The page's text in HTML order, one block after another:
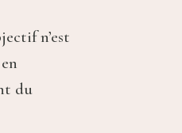
n’est
du